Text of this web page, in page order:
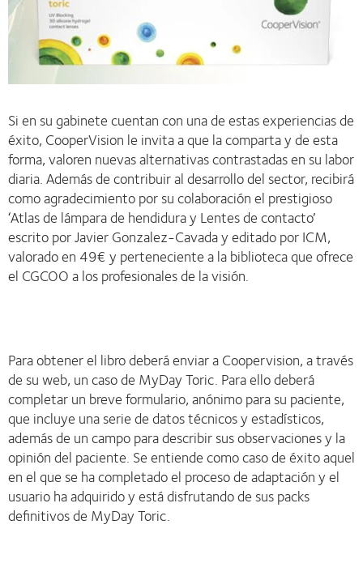
Si en su gabinete cuentan con una de estas experiencias de
éxito, CooperVision le invita a que la comparta y de esta
forma, valoren nuevas alternativas contrastadas en su labor
diaria. Además de contribuir al desarrollo del sector, recibirá
como agradecimiento por su colaboración el prestigioso
‘Atlas de lámpara de hendidura y Lentes de contacto’
escrito por Javier Gonzalez-Cavada y editado por ICM,
valorado en 49€ y perteneciente a la biblioteca que ofrece
el CGCOO a los profesionales de la visión.
Para obtener el libro deberá enviar a Coopervision, a través
de su web, un caso de MyDay Toric. Para ello deberá
completar un breve formulario, anónimo para su paciente,
que incluye una serie de datos técnicos y estadísticos,
además de un campo para describir sus observaciones y la
opinión del paciente. Se entiende como caso de éxito aquel
en el que se ha completado el proceso de adaptación y el
usuario ha adquirido y está disfrutando de sus packs
definitivos de MyDay Toric.